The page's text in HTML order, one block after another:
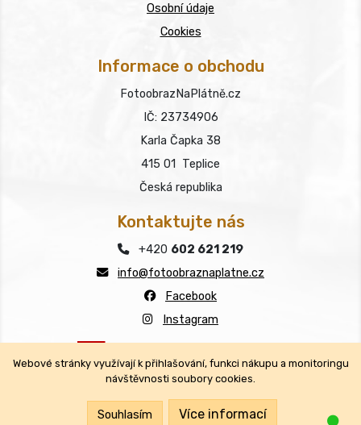
Kontaktujte nás
+420 602 621 219
info@fotoobraznaplatne.cz
Facebook
Instagram
Všechna práva vyhrazena.
Osobní údaje
Cookies
Informace o obchodu
FotoobrazNaPlátně.cz
IČ: 23734906
Karla Čapka 38
415 01 Teplice
Česká republika
Webové stránky využívají k přihlašování, funkci nákupu a monitoringu
návštěvnosti soubory cookies.
Souhlasím Více informací